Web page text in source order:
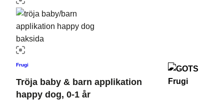
Frugi
Tröja baby & barn applikation
happy dog, 0-1 år